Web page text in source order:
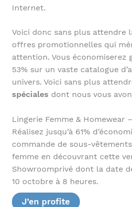
Internet.
Voici donc sans plus attendre
offres promotionnelles qui
attention. Vous économiserez
53% sur un vaste catalogue
univers. Voici sans plus
spéciales dont nous vous
Lingerie Femme & Homewear
Réalisez jusqu’à 61%
commande de sous-
femme en découvrant cette
Showroomprivé dont la date
10 octobre à 8 heures.
J’en profite